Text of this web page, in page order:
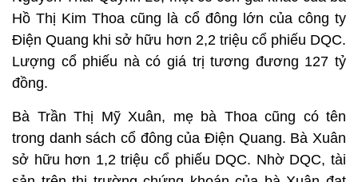
Hồ Thị Kim Thoa cũng là cổ đông lớn của công ty
Điện Quang khi sở hữu hơn 2,2 triệu cổ phiếu DQC.
Lượng cổ phiếu nà có giá trị tương đương 127 tỷ
đồng.
Bà Trần Thị Mỹ Xuân, mẹ bà Thoa cũng có tên
trong danh sách cổ đông của Điện Quang. Bà Xuân
sở hữu hơn 1,2 triệu cổ phiếu DQC. Nhờ DQC, tài